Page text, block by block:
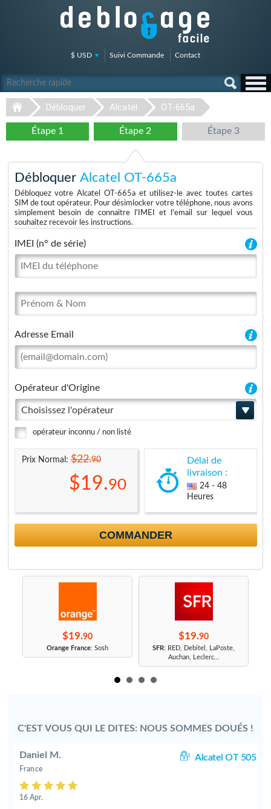
$ USD Suivi Commande Contact
Débloquer Alcatel OT-665a
Étape 1 Étape 2 Étape 3
Débloquer Alcatel OT-665a
Débloquez votre Alcatel OT-665a et utilisez-le avec toutes cartes
SIM de tout opérateur. Pour désimlocker votre téléphone, nous avons
simplement besoin de connaitre l'IMEI et l'email sur lequel vous
souhaitez recevoir les instructions.
IMEI (n° de série)
Adresse Email
Opérateur d'Origine
Choisissez l'opérateur
opérateur inconnu / non listé
Prix Normal:$22.90
$19.90
Délai de
livraison :
24 - 48
Heures
COMMANDER
$19.90
Orange France: Sosh
$19.90
SFR: RED, Debitel, LaPoste,
Auchan, Leclerc...
C'EST VOUS QUI LE DITES: NOUS SOMMES DOUÉS !
Daniel M. Alcatel OT 505
France
16 Apr.